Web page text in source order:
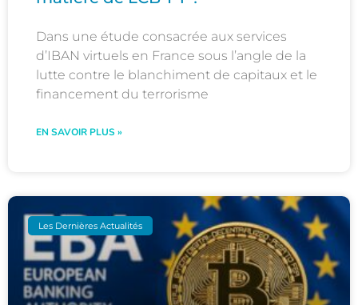
Dans une étude consacrée aux services
d’IBAN virtuels en France sous l’angle de la
lutte contre le blanchiment de capitaux et le
financement du terrorisme
EN SAVOIR PLUS »
Les Dernières Actualités